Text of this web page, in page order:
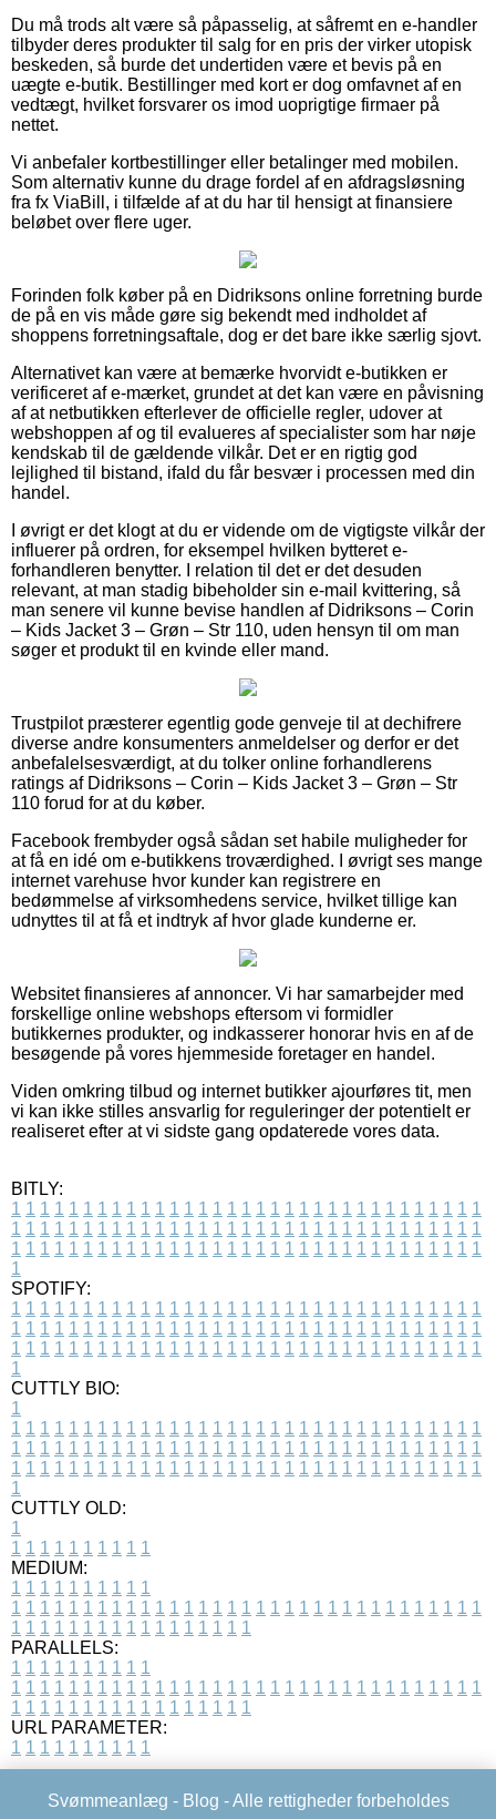
Du må trods alt være så påpasselig, at såfremt en e-handler
tilbyder deres produkter til salg for en pris der virker utopisk
beskeden, så burde det undertiden være et bevis på en
uægte e-butik. Bestillinger med kort er dog omfavnet af en
vedtægt, hvilket forsvarer os imod uoprigtige firmaer på
nettet.
Vi anbefaler kortbestillinger eller betalinger med mobilen.
Som alternativ kunne du drage fordel af en afdragsløsning
fra fx ViaBill, i tilfælde af at du har til hensigt at finansiere
beløbet over flere uger.
Forinden folk køber på en Didriksons online forretning burde
de på en vis måde gøre sig bekendt med indholdet af
shoppens forretningsaftale, dog er det bare ikke særlig sjovt.
Alternativet kan være at bemærke hvorvidt e-butikken er
verificeret af e-mærket, grundet at det kan være en påvisning
af at netbutikken efterlever de officielle regler, udover at
webshoppen af og til evalueres af specialister som har nøje
kendskab til de gældende vilkår. Det er en rigtig god
lejlighed til bistand, ifald du får besvær i processen med din
handel.
I øvrigt er det klogt at du er vidende om de vigtigste vilkår der
influerer på ordren, for eksempel hvilken bytteret e-
forhandleren benytter. I relation til det er det desuden
relevant, at man stadig bibeholder sin e-mail kvittering, så
man senere vil kunne bevise handlen af Didriksons – Corin
– Kids Jacket 3 – Grøn – Str 110, uden hensyn til om man
søger et produkt til en kvinde eller mand.
Trustpilot præsterer egentlig gode genveje til at dechifrere
diverse andre konsumenters anmeldelser og derfor er det
anbefalelsesværdigt, at du tolker online forhandlerens
ratings af Didriksons – Corin – Kids Jacket 3 – Grøn – Str
110 forud for at du køber.
Facebook frembyder også sådan set habile muligheder for
at få en idé om e-butikkens troværdighed. I øvrigt ses mange
internet varehuse hvor kunder kan registrere en
bedømmelse af virksomhedens service, hvilket tillige kan
udnyttes til at få et indtryk af hvor glade kunderne er.
Websitet finansieres af annoncer. Vi har samarbejder med
forskellige online webshops eftersom vi formidler
butikkernes produkter, og indkasserer honorar hvis en af de
besøgende på vores hjemmeside foretager en handel.
Viden omkring tilbud og internet butikker ajourføres tit, men
vi kan ikke stilles ansvarlig for reguleringer der potentielt er
realiseret efter at vi sidste gang opdaterede vores data.
BITLY:
1 1 1 1 1 1 1 1 1 1 1 1 1 1 1 1 1 1 1 1 1 1 1 1 1 1 1 1 1 1 1 1 1
1 1 1 1 1 1 1 1 1 1 1 1 1 1 1 1 1 1 1 1 1 1 1 1 1 1 1 1 1 1 1 1 1
1 1 1 1 1 1 1 1 1 1 1 1 1 1 1 1 1 1 1 1 1 1 1 1 1 1 1 1 1 1 1 1 1
1
SPOTIFY:
1 1 1 1 1 1 1 1 1 1 1 1 1 1 1 1 1 1 1 1 1 1 1 1 1 1 1 1 1 1 1 1 1
1 1 1 1 1 1 1 1 1 1 1 1 1 1 1 1 1 1 1 1 1 1 1 1 1 1 1 1 1 1 1 1 1
1 1 1 1 1 1 1 1 1 1 1 1 1 1 1 1 1 1 1 1 1 1 1 1 1 1 1 1 1 1 1 1 1
1
CUTTLY BIO:
1
1 1 1 1 1 1 1 1 1 1 1 1 1 1 1 1 1 1 1 1 1 1 1 1 1 1 1 1 1 1 1 1 1
1 1 1 1 1 1 1 1 1 1 1 1 1 1 1 1 1 1 1 1 1 1 1 1 1 1 1 1 1 1 1 1 1
1 1 1 1 1 1 1 1 1 1 1 1 1 1 1 1 1 1 1 1 1 1 1 1 1 1 1 1 1 1 1 1 1
1
CUTTLY OLD:
1
1 1 1 1 1 1 1 1 1 1
MEDIUM:
1 1 1 1 1 1 1 1 1 1
1 1 1 1 1 1 1 1 1 1 1 1 1 1 1 1 1 1 1 1 1 1 1 1 1 1 1 1 1 1 1 1 1
1 1 1 1 1 1 1 1 1 1 1 1 1 1 1 1 1
PARALLELS:
1 1 1 1 1 1 1 1 1 1
1 1 1 1 1 1 1 1 1 1 1 1 1 1 1 1 1 1 1 1 1 1 1 1 1 1 1 1 1 1 1 1 1
1 1 1 1 1 1 1 1 1 1 1 1 1 1 1 1 1
URL PARAMETER:
1 1 1 1 1 1 1 1 1 1
Svømmeanlæg - Blog - Alle rettigheder forbeholdes